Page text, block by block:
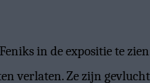
in de expositie te
verlaten. Ze zijn